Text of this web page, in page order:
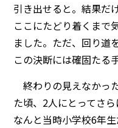
引き出せると。結果だ
ここにたどり着くまで
ました。ただ、回り道
この決断には確固たる
終わりの見えなかっ
た頃、2人にとってさ
なんと当時小学校6年